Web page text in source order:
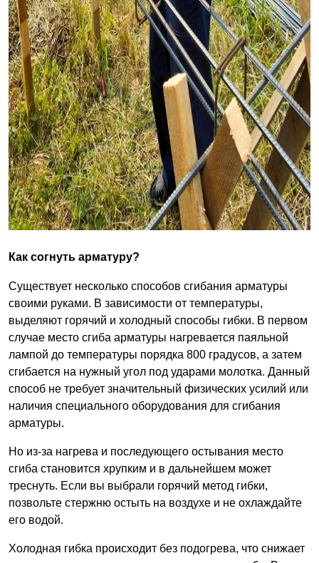
Как согнуть арматуру?
Существует несколько способов сгибания арматуры
своими руками. В зависимости от температуры,
выделяют горячий и холодный способы гибки. В первом
случае место сгиба арматуры нагревается паяльной
лампой до температуры порядка 800 градусов, а затем
сгибается на нужный угол под ударами молотка. Данный
способ не требует значительный физических усилий или
наличия специального оборудования для сгибания
арматуры.
Но из-за нагрева и последующего остывания место
сгиба становится хрупким и в дальнейшем может
треснуть. Если вы выбрали горячий метод гибки,
позвольте стержню остыть на воздухе и не охлаждайте
его водой.
Холодная гибка происходит без подогрева, что снижает